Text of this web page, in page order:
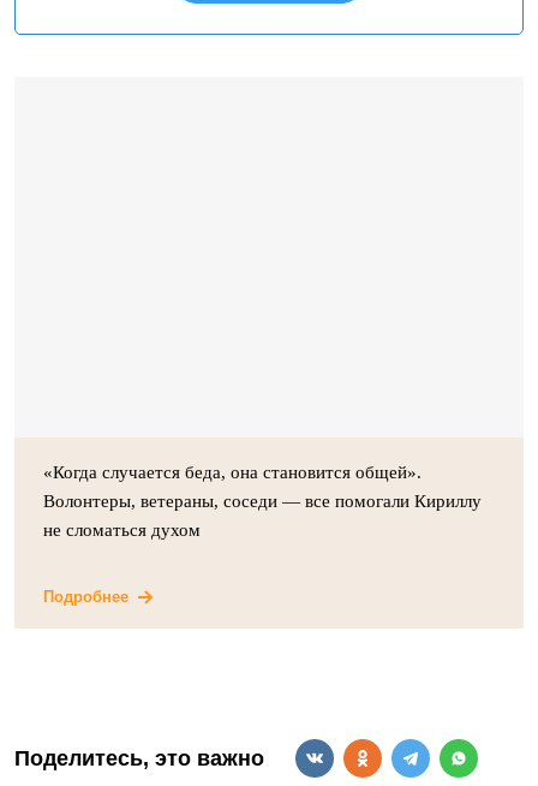
«Когда случается беда, она становится общей».
Волонтеры, ветераны, соседи — все помогали Кириллу
не сломаться духом
Подробнее
Поделитесь, это важно